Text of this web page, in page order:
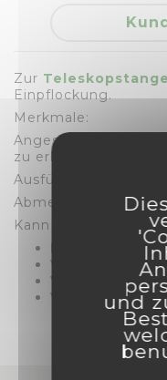
Zur
Einpflockung.
Merkmale:
Angespitztes Ende,
zu erleichtern
Ausführung: Fiberglas
Abmessungen:Ø 12,
Kann mit folgenden
Panic Eyes
Vogelabwehr-
und